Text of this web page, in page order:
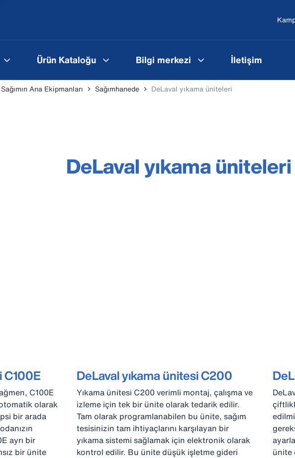
Ürün Kataloğu Bilgi merkezi İletişim
Sağımın Ana Ekipmanları Sağımhanede DeLaval yıkama üniteleri
DeLaval yıkama üniteleri
C100E
C100E
olarak
bir arada
ayrı bir
bir ünite
DeLaval yıkama ünitesi C200
Yıkama ünitesi C200 verimli montaj, çalışma ve
izleme için tek bir ünite olarak tedarik edilir.
Tam olarak programlanabilen bu ünite, sağım
tesisinizin tam ihtiyaçlarını karşılayan bir
yıkama sistemi sağlamak için elektronik olarak
kontrol edilir. Bu ünite düşük işletme gideri
ünite